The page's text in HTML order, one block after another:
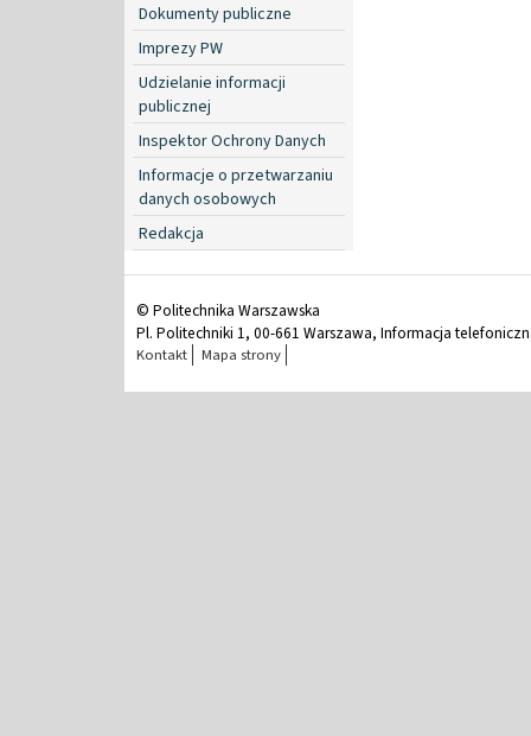
Dokumenty publiczne
Imprezy PW
Udzielanie informacji
publicznej
Inspektor Ochrony Danych
Informacje o przetwarzaniu
danych osobowych
Redakcja
© Politechnika Warszawska
Pl. Politechniki 1, 00-661 Warszawa, Informacja
Kontakt Mapa strony